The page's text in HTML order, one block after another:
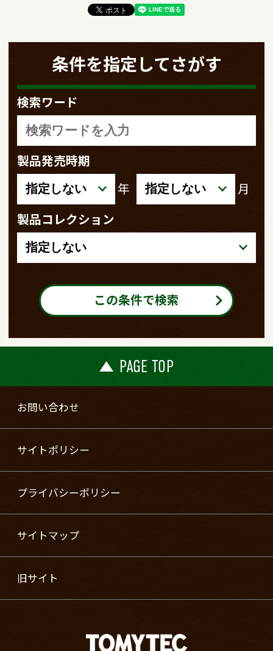
条件を指定してさがす
検索ワード
製品発売時期
年
月
製品コレクション
この条件で検索
PAGE TOP
お問い合わせ
サイトポリシー
プライバシーポリシー
サイトマップ
旧サイト